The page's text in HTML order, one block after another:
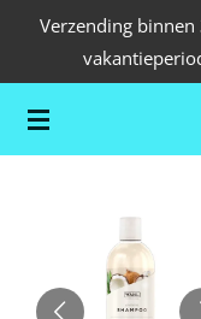
de
hoofdinhoud
Verzending